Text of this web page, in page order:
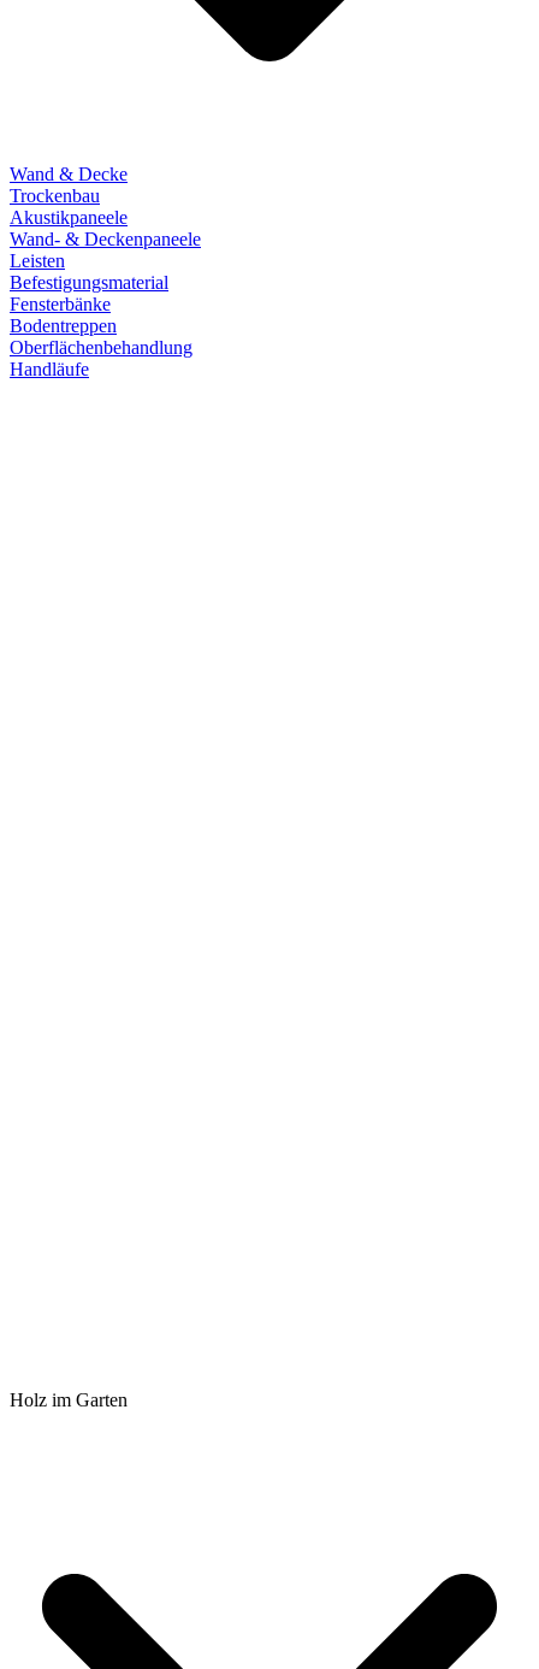
Wand & Decke
Trockenbau
Akustikpaneele
Wand- & Deckenpaneele
Leisten
Befestigungsmaterial
Fensterbänke
Bodentreppen
Oberflächenbehandlung
Handläufe
Holz im Garten